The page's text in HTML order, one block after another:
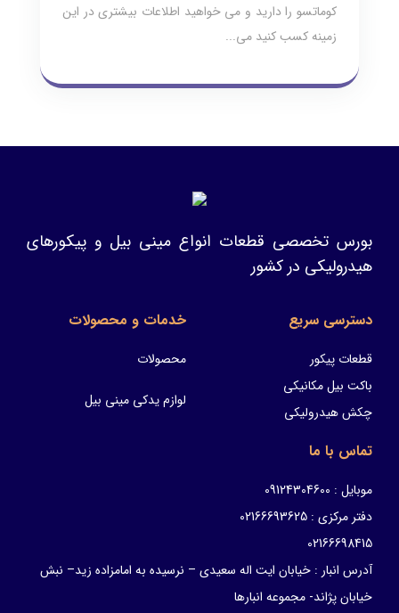
کوماتسو را دارید و می خواهید اطلاعات بیشتری در این
زمینه کسب کنید می...
بورس تخصصی قطعات انواع مینی بیل و پیکورهای
هیدرولیکی در کشور
دسترسی سریع
قطعات پیکور
باکت بیل مکانیکی
چکش هیدرولیکی
خدمات و محصولات
محصولات
لوازم یدکی مینی بیل
تماس با ما
موبایل : 09124304600
دفتر مرکزی : 02166693625
02166698415
آدرس انبار : خیابان ایت اله سعیدی – نرسیده به امامزاده زید– نبش
خیابان پژاند- مجموعه انبارها